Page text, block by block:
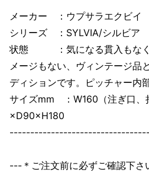
メーカー ：ウプサラエクビイ
シリーズ ：SYLVIA/シルビア
状態 ：気になる貫入もなく
メージもない、ヴィンテージ品
ディションです。ピッチャー内
サイズmm ：W160（注ぎ口、
×D90×H180
---＊ご注文前に必ずご確認下